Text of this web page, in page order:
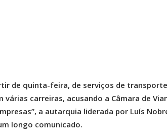
de quinta-feira, de serviços de transporte
carreiras, acusando a Câmara de
a autarquia liderada por Luís
longo comunicado.